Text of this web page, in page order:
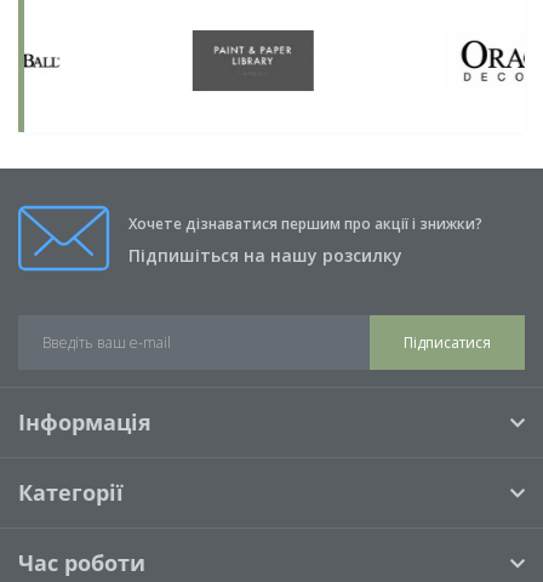
Хочете дізнаватися першим про акції і знижки?
Підпишіться на нашу розсилку
Підписатися
Інформація
Категорії
Час роботи